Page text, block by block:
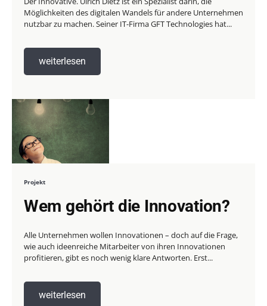
Möglichkeiten des digitalen Wandels für andere Unternehmen
nutzbar zu machen. Seiner IT-Firma GFT Technologies hat...
weiterlesen
Projekt
Wem gehört die Innovation?
Alle Unternehmen wollen Innovationen – doch auf die Frage,
wie auch ideenreiche Mitarbeiter von ihren Innovationen
profitieren, gibt es noch wenig klare Antworten. Erst...
weiterlesen